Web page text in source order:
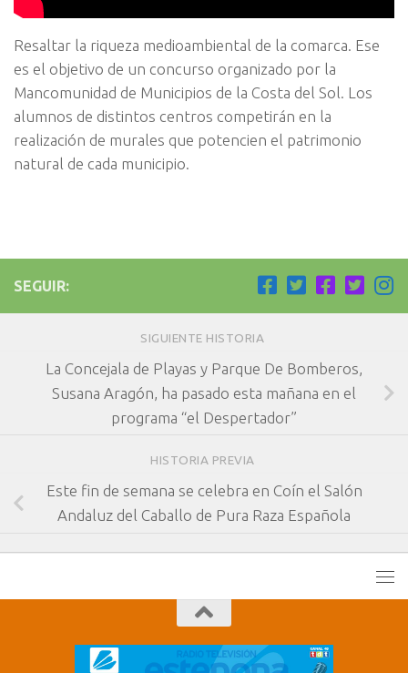
Resaltar la riqueza medioambiental de la comarca. Ese
es el objetivo de un concurso organizado por la
Mancomunidad de Municipios de la Costa del Sol. Los
alumnos de distintos centros competirán en la
realización de murales que potencien el patrimonio
natural de cada municipio.
SEGUIR:
SIGUIENTE HISTORIA
La Concejala de Playas y Parque De Bomberos,
Susana Aragón, ha pasado esta mañana en el
programa “el Despertador”
HISTORIA PREVIA
Este fin de semana se celebra en Coín el Salón
Andaluz del Caballo de Pura Raza Española